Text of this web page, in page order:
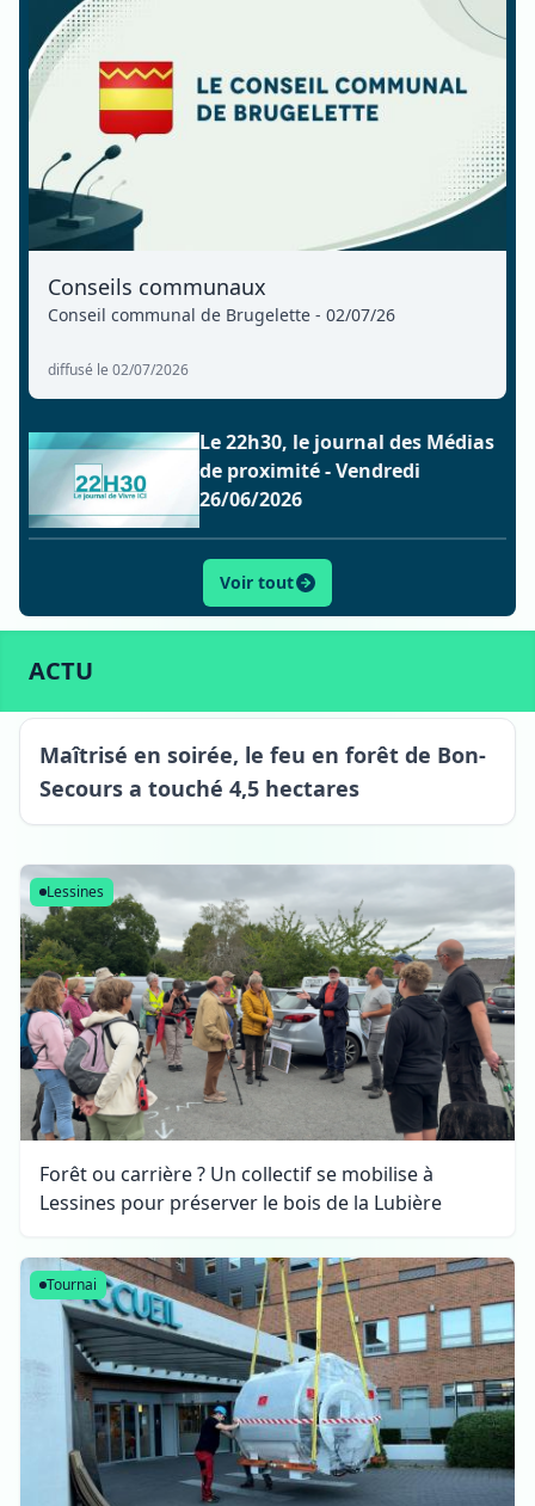
Conseils communaux
Conseil communal de Brugelette - 02/07/26
diffusé le 02/07/2026
Le 22h30, le journal des Médias
de proximité - Vendredi
26/06/2026
Voir tout
ACTU
Bon-Secours
Maîtrisé en soirée, le feu en forêt de Bon-
Secours a touché 4,5 hectares
Lessines
Forêt ou carrière ? Un collectif se mobilise à
Lessines pour préserver le bois de la Lubière
Tournai